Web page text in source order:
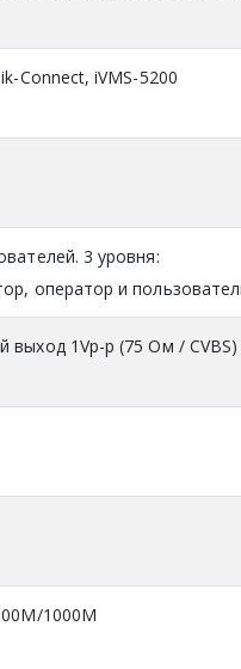
Connect, iVMS-5200
3 уровня:
оператор и
выход 1Vp-p (75 Ом / CVBS)
1000M